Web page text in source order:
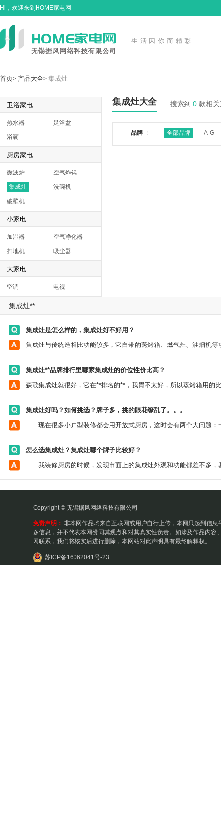
Hi，欢迎来到HOME家电网
生活因你而精彩
首页> 产品大全> 集成灶
卫浴家电
热水器 足浴盆
浴霸
厨房家电
微波炉 空气炸锅
集成灶 洗碗机
破壁机
小家电
加湿器 空气净化器
扫地机 吸尘器
大家电
空调 电视
集成灶大全 搜索到 0 款相关
品牌 ： 全部品牌 A-G
集成灶**
集成灶是怎么样的，集成灶好不好用？
集成灶**品牌排行里哪家集成灶的价位性价比高？
集成灶好吗？如何挑选？牌子多，挑的眼花缭乱了。。。
怎么选集成灶？集成灶哪个牌子比较好？
Copyright © 无锡据风网络科技有限公司
免责声明： 非本网作品均来自互联网或用户自行上传，本网只起到信息
多信息，并不代表本网赞同其观点和对其真实性负责。如涉及作品内容
网联系，我们将核实后进行删除，本网站对此声明具有最终解释权。
苏ICP备16062041号-23